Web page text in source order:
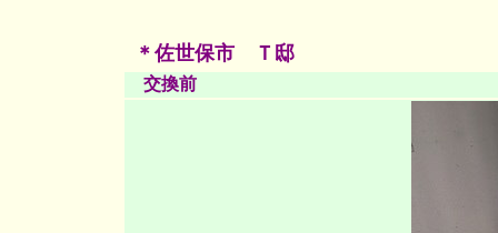
＊佐世保市 Ｔ邸
交換前